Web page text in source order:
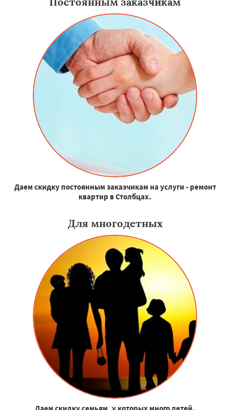
Даем скидку постоянным заказчикам на услуги - ремонт
квартир в Столбцах.
Для многодетных